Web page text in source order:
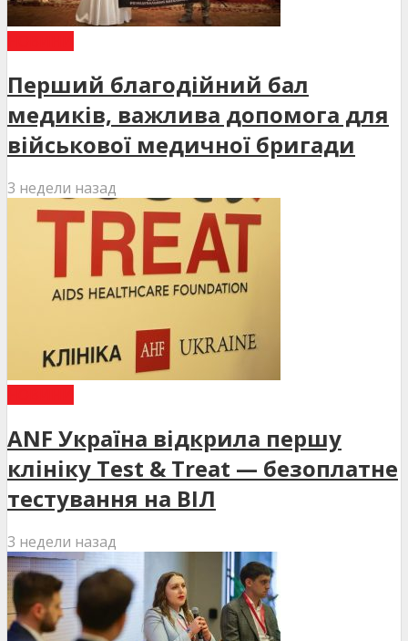
Перший благодійний бал
медиків, важлива допомога для
військової медичної бригади
3 недели назад
ANF Україна відкрила першу
клініку Test & Treat — безоплатне
тестування на ВІЛ
3 недели назад